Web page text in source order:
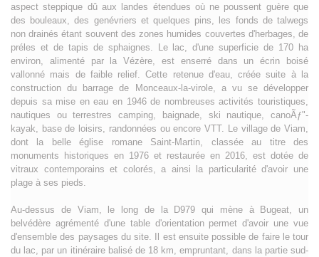
aspect steppique dû aux landes étendues où ne poussent guère que
des bouleaux, des genévriers et quelques pins, les fonds de talwegs
non drainés étant souvent des zones humides couvertes d'herbages, de
préles et de tapis de sphaignes. Le lac, d'une superficie de 170 ha
environ, alimenté par la Vézère, est enserré dans un écrin boisé
vallonné mais de faible relief. Cette retenue d'eau, créée suite à la
construction du barrage de Monceaux-la-virole, a vu se développer
depuis sa mise en eau en 1946 de nombreuses activités touristiques,
nautiques ou terrestres camping, baignade, ski nautique, canoÃƒ"-
kayak, base de loisirs, randonnées ou encore VTT. Le village de Viam,
dont la belle église romane Saint-Martin, classée au titre des
monuments historiques en 1976 et restaurée en 2016, est dotée de
vitraux contemporains et colorés, a ainsi la particularité d'avoir une
plage à ses pieds.
Au-dessus de Viam, le long de la D979 qui mène à Bugeat, un
belvédère agrémenté d'une table d'orientation permet d'avoir une vue
d'ensemble des paysages du site. Il est ensuite possible de faire le tour
du lac, par un itinéraire balisé de 18 km, empruntant, dans la partie sud-